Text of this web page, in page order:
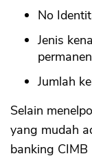
No
Jenis
Jumlah
Selain
yang mudah
banking CIMB